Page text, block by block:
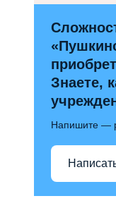
Знаете,
Напишите —